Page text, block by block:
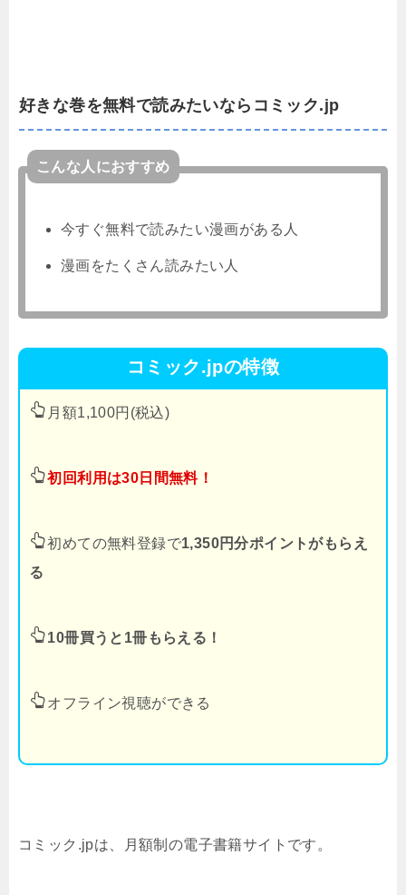
好きな巻を無料で読みたいならコミック.jp
こんな人におすすめ
今すぐ無料で読みたい漫画がある人
漫画をたくさん読みたい人
コミック.jpの特徴
月額1,100円(税込)
初回利用は30日間無料！
初めての無料登録で1,350円分ポイントがもらえ
る
10冊買うと1冊もらえる！
オフライン視聴ができる
コミック.jpは、月額制の電子書籍サイトです。